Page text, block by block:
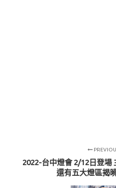
2022-台中燈會 2/12日登場
還有五大燈區揭